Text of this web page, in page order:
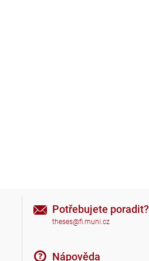
Potřebujete poradit?
theses@fi.muni.cz
Nápověda